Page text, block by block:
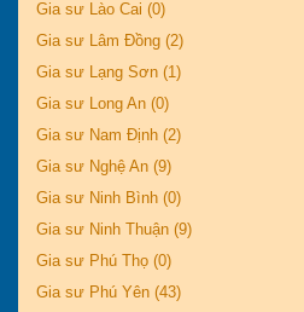
Gia sư Lào Cai (0)
Gia sư Lâm Đồng (2)
Gia sư Lạng Sơn (1)
Gia sư Long An (0)
Gia sư Nam Định (2)
Gia sư Nghệ An (9)
Gia sư Ninh Bình (0)
Gia sư Ninh Thuận (9)
Gia sư Phú Thọ (0)
Gia sư Phú Yên (43)